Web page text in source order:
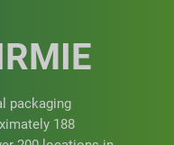
packaging
188